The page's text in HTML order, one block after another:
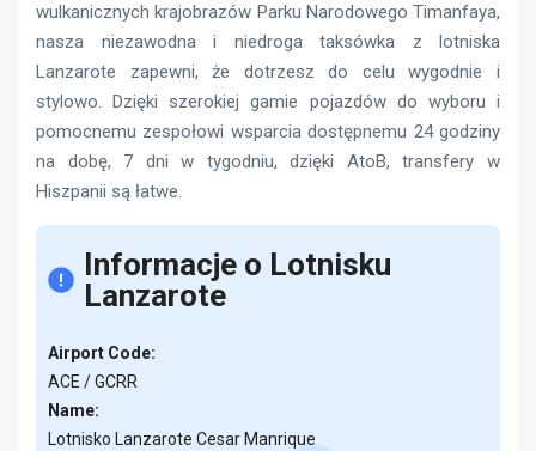
wulkanicznych krajobrazów Parku Narodowego Timanfaya,
nasza niezawodna i niedroga taksówka z lotniska
Lanzarote zapewni, że dotrzesz do celu wygodnie i
stylowo. Dzięki szerokiej gamie pojazdów do wyboru i
pomocnemu zespołowi wsparcia dostępnemu 24 godziny
na dobę, 7 dni w tygodniu, dzięki AtoB, transfery w
Hiszpanii są łatwe.
Informacje o Lotnisku
Lanzarote
Airport Code:
ACE / GCRR
Name:
Lotnisko Lanzarote Cesar Manrique